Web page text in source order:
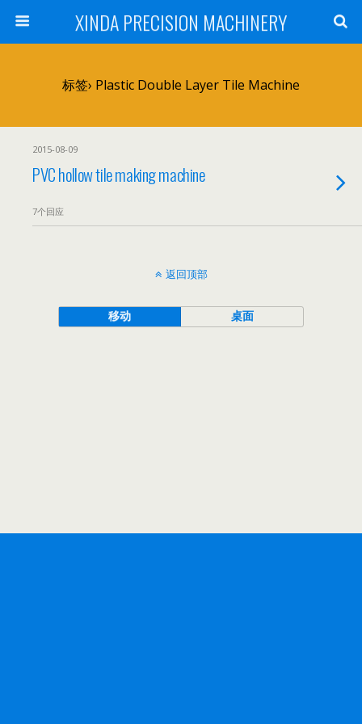
XINDA PRECISION MACHINERY
标签› Plastic Double Layer Tile Machine
2015-08-09
PVC hollow tile making machine
7个回应
返回顶部
移动 桌面